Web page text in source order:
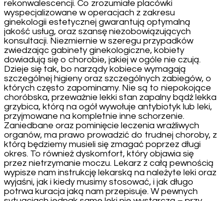
rekonwalescencji. Co zrozumiałe placówki
wyspecjalizowane w operacjach z zakresu
ginekologii estetycznej gwarantują optymalną
jakość usług, oraz szansę niezobowiązujących
konsultacji. Niezmiernie w szeregu przypadków
zwiedzając gabinety ginekologiczne, kobiety
dowiadują się o chorobie, jakiej w ogóle nie czują.
Dzieje się tak, bo narządy kobiece wymagają
szczególnej higieny oraz szczególnych zabiegów, o
których często zapominamy. Nie są to niepokojące
choróbska, przeważnie lekki stan zapalny bądź lekka
grzybica, którą na ogół wywołuje antybiotyk lub leki,
przyjmowane na kompletnie inne schorzenie.
Zaniedbane oraz pominięcie leczenia wrażliwych
organów, ma prawo prowadzić do trudnej choroby, z
którą będziemy musieli się zmagać poprzez długi
okres. To również dyskomfort, który objawia się
przez nietrzymanie moczu. Lekarz z całą pewnością
wypisze nam instrukcję lekarską na należyte leki oraz
wyjaśni, jak i kiedy musimy stosować, i jak długo
potrwa kuracja jaką nam przepisuje. W pewnych